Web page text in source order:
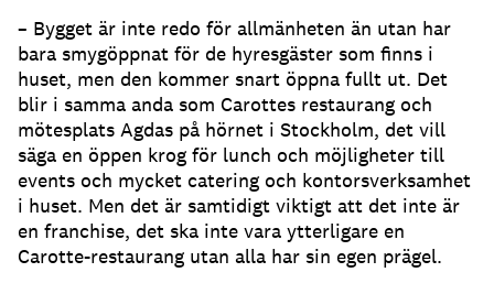
– Bygget är inte redo för allmänheten än utan har
bara smygöppnat för de hyresgäster som finns i
huset, men den kommer snart öppna fullt ut. Det
blir i samma anda som Carottes restaurang och
mötesplats Agdas på hörnet i Stockholm, det vill
säga en öppen krog för lunch och möjligheter till
events och mycket catering och kontorsverksamhet
i huset. Men det är samtidigt viktigt att det inte är
en franchise, det ska inte vara ytterligare en
Carotte-restaurang utan alla har sin egen prägel.